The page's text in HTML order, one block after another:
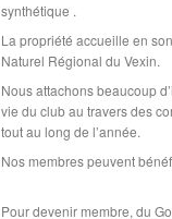
synthétique .
La propriété accueille en
Naturel Régional du Vexin.
Nous attachons beaucoup
vie du club au travers des
tout au long de l’année.
Nos membres peuvent
Pour devenir membre, du